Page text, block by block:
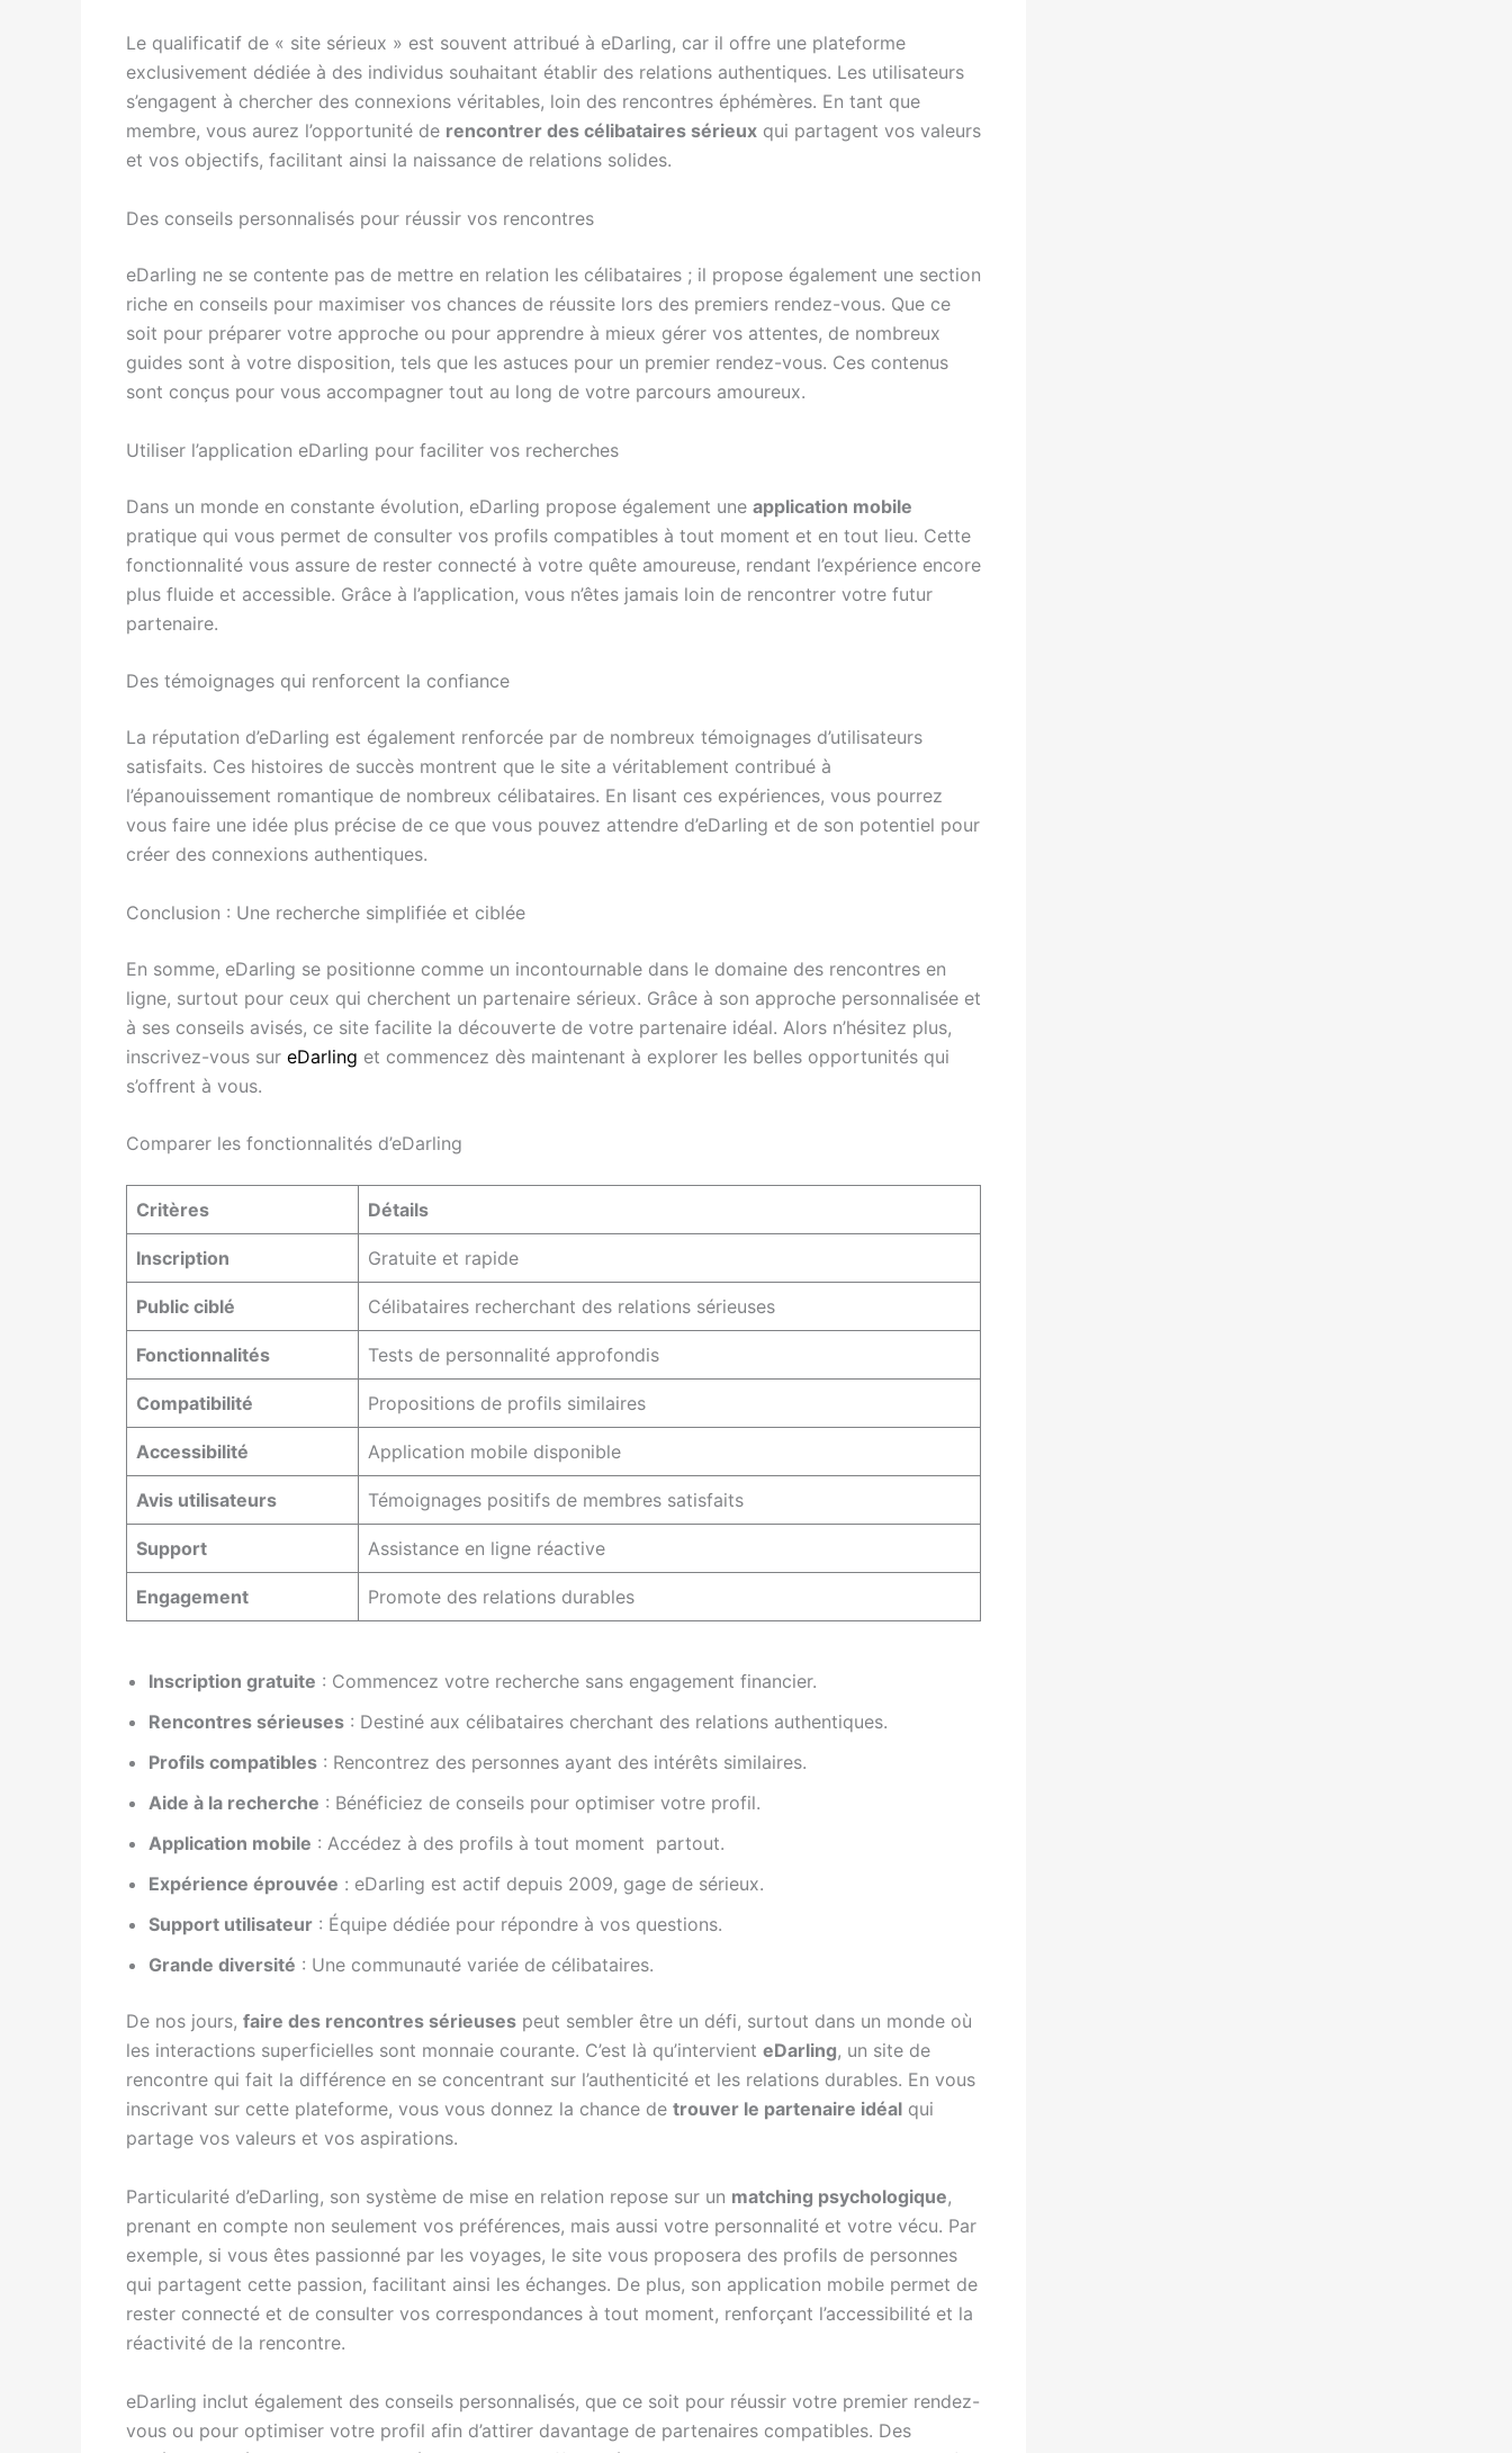
Le qualificatif de « site sérieux » est souvent attribué à eDarling, car il offre une plateforme
exclusivement dédiée à des individus souhaitant établir des relations authentiques. Les utilisateurs
s’engagent à chercher des connexions véritables, loin des rencontres éphémères. En tant que
membre, vous aurez l’opportunité de rencontrer des célibataires sérieux qui partagent vos valeurs
et vos objectifs, facilitant ainsi la naissance de relations solides.
Des conseils personnalisés pour réussir vos rencontres
eDarling ne se contente pas de mettre en relation les célibataires ; il propose également une section
riche en conseils pour maximiser vos chances de réussite lors des premiers rendez-vous. Que ce
soit pour préparer votre approche ou pour apprendre à mieux gérer vos attentes, de nombreux
guides sont à votre disposition, tels que les astuces pour un premier rendez-vous. Ces contenus
sont conçus pour vous accompagner tout au long de votre parcours amoureux.
Utiliser l’application eDarling pour faciliter vos recherches
Dans un monde en constante évolution, eDarling propose également une application mobile
pratique qui vous permet de consulter vos profils compatibles à tout moment et en tout lieu. Cette
fonctionnalité vous assure de rester connecté à votre quête amoureuse, rendant l’expérience encore
plus fluide et accessible. Grâce à l’application, vous n’êtes jamais loin de rencontrer votre futur
partenaire.
Des témoignages qui renforcent la confiance
La réputation d’eDarling est également renforcée par de nombreux témoignages d’utilisateurs
satisfaits. Ces histoires de succès montrent que le site a véritablement contribué à
l’épanouissement romantique de nombreux célibataires. En lisant ces expériences, vous pourrez
vous faire une idée plus précise de ce que vous pouvez attendre d’eDarling et de son potentiel pour
créer des connexions authentiques.
Conclusion : Une recherche simplifiée et ciblée
En somme, eDarling se positionne comme un incontournable dans le domaine des rencontres en
ligne, surtout pour ceux qui cherchent un partenaire sérieux. Grâce à son approche personnalisée et
à ses conseils avisés, ce site facilite la découverte de votre partenaire idéal. Alors n’hésitez plus,
inscrivez-vous sur eDarling et commencez dès maintenant à explorer les belles opportunités qui
s’offrent à vous.
Comparer les fonctionnalités d’eDarling
Critères Détails
Inscription Gratuite et rapide
Public ciblé Célibataires recherchant des relations sérieuses
Fonctionnalités Tests de personnalité approfondis
Compatibilité Propositions de profils similaires
Accessibilité Application mobile disponible
Avis utilisateurs Témoignages positifs de membres satisfaits
Support Assistance en ligne réactive
Engagement Promote des relations durables
Inscription gratuite : Commencez votre recherche sans engagement financier.
Rencontres sérieuses : Destiné aux célibataires cherchant des relations authentiques.
Profils compatibles : Rencontrez des personnes ayant des intérêts similaires.
Aide à la recherche : Bénéficiez de conseils pour optimiser votre profil.
Application mobile : Accédez à des profils à tout moment partout.
Expérience éprouvée : eDarling est actif depuis 2009, gage de sérieux.
Support utilisateur : Équipe dédiée pour répondre à vos questions.
Grande diversité : Une communauté variée de célibataires.
De nos jours, faire des rencontres sérieuses peut sembler être un défi, surtout dans un monde où
les interactions superficielles sont monnaie courante. C’est là qu’intervient eDarling, un site de
rencontre qui fait la différence en se concentrant sur l’authenticité et les relations durables. En vous
inscrivant sur cette plateforme, vous vous donnez la chance de trouver le partenaire idéal qui
partage vos valeurs et vos aspirations.
Particularité d’eDarling, son système de mise en relation repose sur un matching psychologique,
prenant en compte non seulement vos préférences, mais aussi votre personnalité et votre vécu. Par
exemple, si vous êtes passionné par les voyages, le site vous proposera des profils de personnes
qui partagent cette passion, facilitant ainsi les échanges. De plus, son application mobile permet de
rester connecté et de consulter vos correspondances à tout moment, renforçant l’accessibilité et la
réactivité de la rencontre.
eDarling inclut également des conseils personnalisés, que ce soit pour réussir votre premier rendez-
vous ou pour optimiser votre profil afin d’attirer davantage de partenaires compatibles. Des